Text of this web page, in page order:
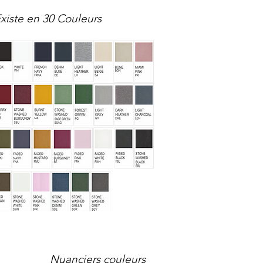
en 30 Couleurs
Nuanciers couleurs